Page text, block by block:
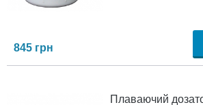
845 грн
Плаваючий